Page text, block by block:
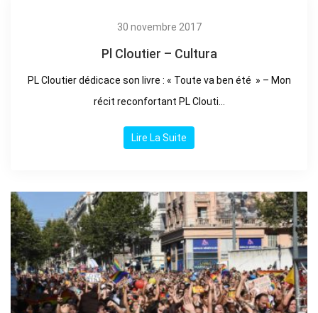
30 novembre 2017
Pl Cloutier – Cultura
PL Cloutier dédicace son livre : « Toute va ben été » – Mon
récit reconfortant PL Clouti...
Lire La Suite